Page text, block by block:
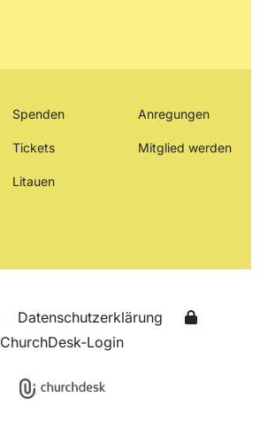
Spenden
Tickets
Litauen
Anregungen
Mitglied werden
Datenschutzerklärung
ChurchDesk-Login